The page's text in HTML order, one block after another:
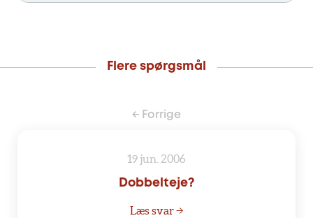
Flere spørgsmål
← Forrige
19 jun. 2006
Dobbelteje?
Læs svar →